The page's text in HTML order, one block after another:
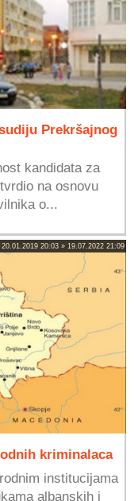
Prekršajnog
kandidata za
na osnovu
o...
20.01.2019 20:03 » 19.07.2022 21:09
kriminalaca
institucijama
albanskih i